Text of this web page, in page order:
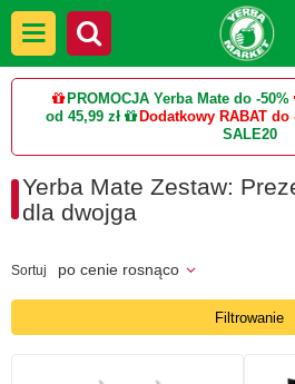
PROMOCJA Yerba Mate do -50%
od 45,99 zł
Dodatkowy RABAT do
SALE20
Yerba Mate Zestaw:
dla dwojga
Sortuj po cenie rosnąco
Filtrowanie